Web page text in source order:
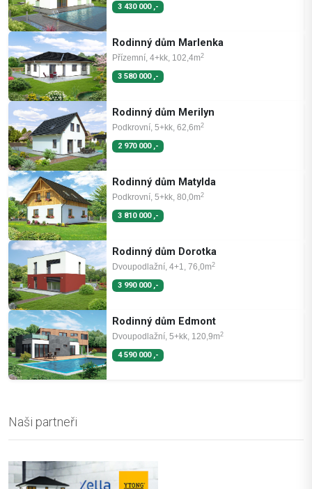
3 430 000 ,-
Rodinný dům Marlenka
Přízemní, 4+kk, 102,4m2
3 580 000 ,-
Rodinný dům Merilyn
Podkrovní, 5+kk, 62,6m2
2 970 000 ,-
Rodinný dům Matylda
Podkrovní, 5+kk, 80,0m2
3 810 000 ,-
Rodinný dům Dorotka
Dvoupodlažní, 4+1, 76,0m2
3 990 000 ,-
Rodinný dům Edmont
Dvoupodlažní, 5+kk, 120,9m2
4 590 000 ,-
Naši partneři